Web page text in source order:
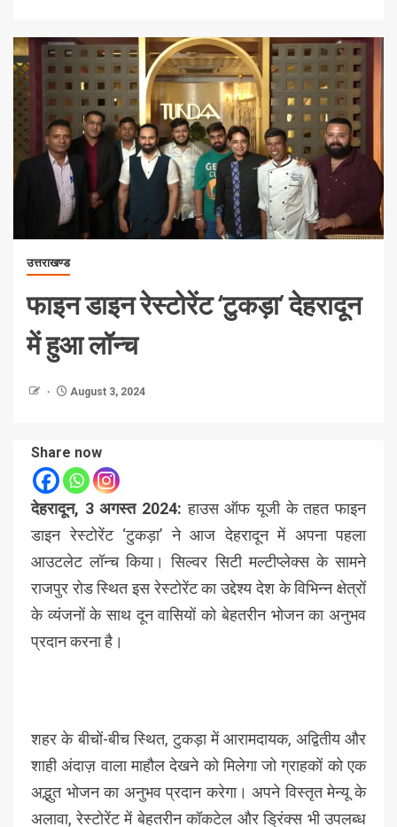
उत्तराखण्ड
फाइन डाइन रेस्टोरेंट ‘टुकड़ा’ देहरादून
में हुआ लॉन्च
August 3, 2024
Share now
देहरादून, 3 अगस्त 2024: हाउस ऑफ यूजी के तहत फाइन
डाइन रेस्टोरेंट ‘टुकड़ा’ ने आज देहरादून में अपना पहला
आउटलेट लॉन्च किया। सिल्वर सिटी मल्टीप्लेक्स के सामने
राजपुर रोड स्थित इस रेस्टोरेंट का उद्देश्य देश के विभिन्न क्षेत्रों
के व्यंजनों के साथ दून वासियों को बेहतरीन भोजन का अनुभव
प्रदान करना है।
शहर के बीचों-बीच स्थित, टुकड़ा में आरामदायक, अद्वितीय और
शाही अंदाज़ वाला माहौल देखने को मिलेगा जो ग्राहकों को एक
अद्भुत भोजन का अनुभव प्रदान करेगा। अपने विस्तृत मेन्यू के
अलावा, रेस्टोरेंट में बेहतरीन कॉकटेल और ड्रिंक्स भी उपलब्ध